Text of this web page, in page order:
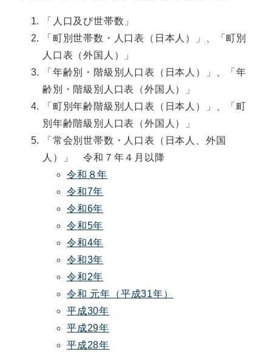
「人口及び世帯数」
「町別世帯数・人口表（日本人）」、「町別
人口表（外国人）」
「年齢別・階級別人口表（日本人）」、「年
齢別・階級別人口表（外国人）」
「町別年齢階級別人口表（日本人）」、「町
別年齢階級別人口表（外国人）」
「常会別世帯数・人口表（日本人、外国
人）」 令和７年４月以降
令和８年
令和7年
令和6年
令和5年
令和4年
令和3年
令和2年
令和 元年（平成31年）
平成30年
平成29年
平成28年